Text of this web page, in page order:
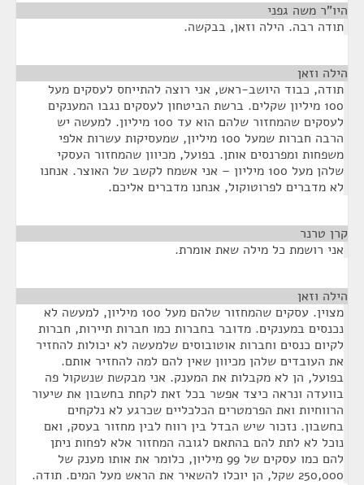
היו"ר משה גפני
תודה רבה. הילה וזאן, בבקשה.
הילה וזאן
תודה, כבוד היושב-ראש, אני רוצה להתייחס לעסקים מעל
100 מיליון שקלים. ברשת הביטחון לעסקים נגבו המענקים
לעסקים שהמחזור שלהם הוא עד 100 מיליון. למעשה יש
הרבה חברות שמעל 100 מיליון, שמעסיקות עשרות אלפי
משפחות ומפרנסים אותן. בפועל, מכיוון שהמחזור העסקי
שלהן מעל 100 מיליון – אני אשמח לקשב של האוצר. אנחנו
לא מדברים לפרוטוקול, אנחנו מדברים אליכם.
קרן טרנר
אני רושמת כל מילה שאת אומרת.
הילה וזאן
מצוין. עסקים שהמחזור שלהם מעל 100 מיליון, למעשה לא
נכנסים במענקים. מדובר בחברות כמו חברות תיירות, חברות
לקיום כנסים וחברות אוטובוסים שלמעשה לא יכולות להחזיר
את העובדים שלהן מכיוון שאין להם למה להחזיר אותם.
בפועל, הן לא מקבלות את המענק. אני מבקשת שנשקול פה
בוועדה ונראה כיצד אפשר בכל זאת לקחת בחשבון את שיעור
הרווחיות ואת הפרמטרים הכלכליים שכרגע לא נלקחים
בחשבון. נזכור שיש הבדל בין רווח לבין מחזור בעסק, ואם
נוכל לא לתת להם בהתאם לגובה המחזור אלא לפחות ניתן
להם כמו עסקים של 99 מיליון, כלומר את אותו מענק של
250,000 שקל, הן יוכלו להשאיר את הראש מעל המים. תודה.